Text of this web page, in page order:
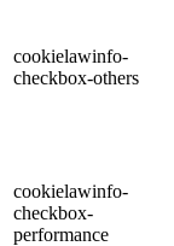
cookielawinfo-
checkbox-others
cookielawinfo-
checkbox-
performance